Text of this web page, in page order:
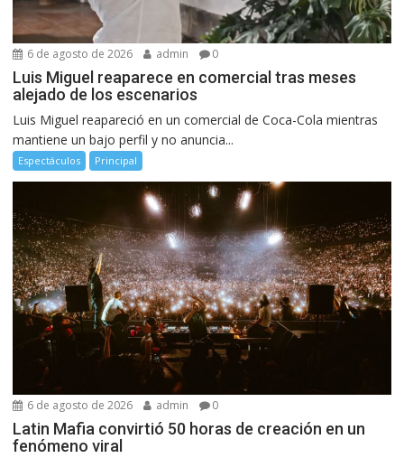
6 de agosto de 2026 admin 0
Luis Miguel reaparece en comercial tras meses
alejado de los escenarios
Luis Miguel reapareció en un comercial de Coca-Cola mientras
mantiene un bajo perfil y no anuncia...
Espectáculos Principal
6 de agosto de 2026 admin 0
Latin Mafia convirtió 50 horas de creación en un
fenómeno viral